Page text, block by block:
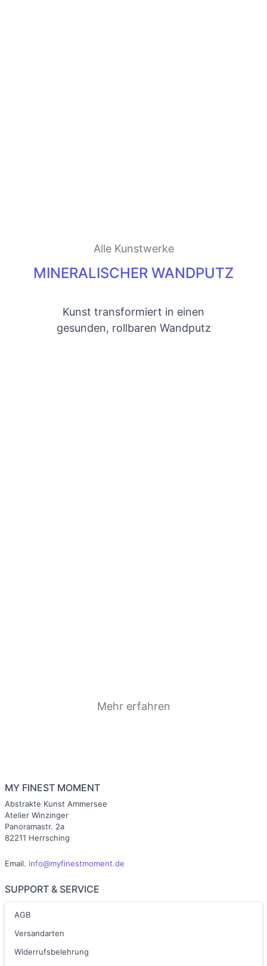
Alle Kunstwerke
MINERALISCHER WANDPUTZ
Kunst transformiert in einen
gesunden, rollbaren Wandputz
Mehr erfahren
MY FINEST MOMENT
Abstrakte Kunst Ammersee
Atelier Winzinger
Panoramastr. 2a
82211 Herrsching
Email. info@myfinestmoment.de
SUPPORT & SERVICE
AGB
Versandarten
Widerrufsbelehrung